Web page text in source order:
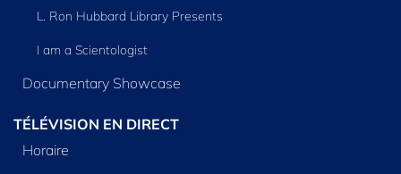
L. Ron Hubbard Library Presents
I am a Scientologist
Documentary Showcase
TÉLÉVISION EN DIRECT
Horaire